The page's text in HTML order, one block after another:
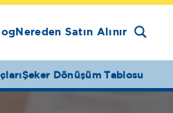
Nereden Satın Alınır
Şeker Dönüşüm Tablosu